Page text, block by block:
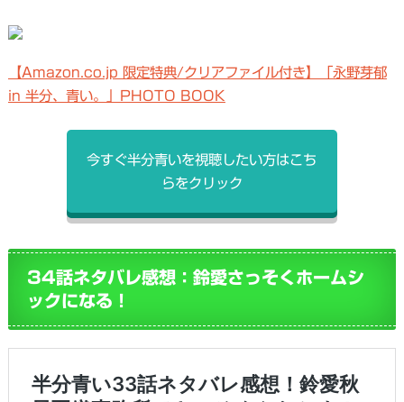
【Amazon.co.jp 限定特典/クリアファイル付き】「永野芽郁
in 半分、青い。」PHOTO BOOK
今すぐ半分青いを視聴したい方はこち
らをクリック
34話ネタバレ感想：鈴愛さっそくホームシ
ックになる！